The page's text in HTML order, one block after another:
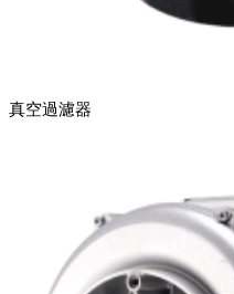
真空過濾器